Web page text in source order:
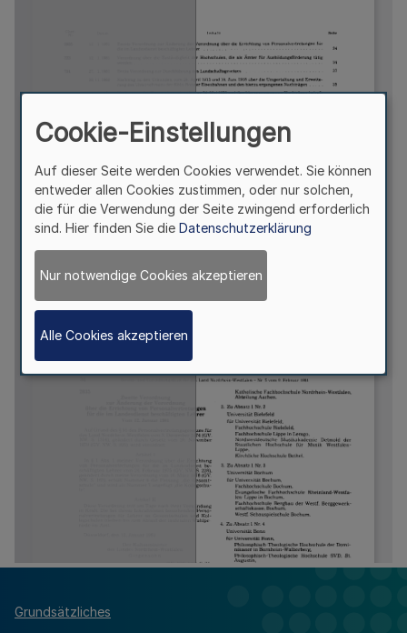
Grundsätzliches
Cookie-Einstellungen
Auf dieser Seite werden Cookies verwendet. Sie können
entweder allen Cookies zustimmen, oder nur solchen,
die für die Verwendung der Seite zwingend erforderlich
sind. Hier finden Sie die Datenschutzerklärung
Nur notwendige Cookies akzeptieren
Alle Cookies akzeptieren